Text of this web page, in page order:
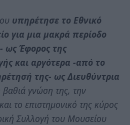
υπηρέτησε το Εθνικό
για μια μακρά περίοδο
ως Έφορος της
και αργότερα -από το
της- ως Διευθύντρια
γνώση της, την
το επιστημονικό της κύρος
Συλλογή του Μουσείου